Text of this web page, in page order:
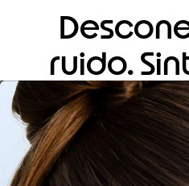
ruido.